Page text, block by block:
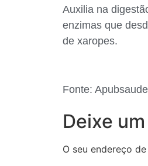
Auxilia na
enzimas que
de xaropes.
Fonte: Apubsaude
Deixe
O seu endereço